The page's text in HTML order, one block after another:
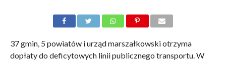
37 gmin, 5 powiatów i urząd marszałkowski otrzyma
dopłaty do deficytowych linii publicznego transportu. W